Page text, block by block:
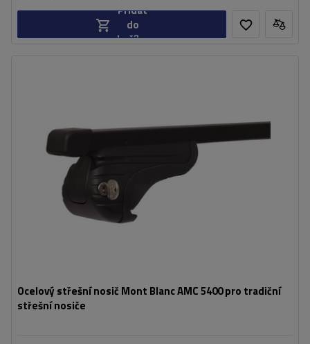
Přidat
do
košíku
Ocelový střešní nosič Mont Blanc AMC 5400 pro tradiční
střešní nosiče